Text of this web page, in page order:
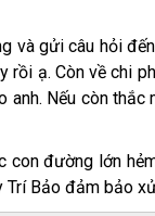
và gửi câu hỏi
ạ. Còn về chi
Nếu còn
đường lớn
Bảo đảm bảo